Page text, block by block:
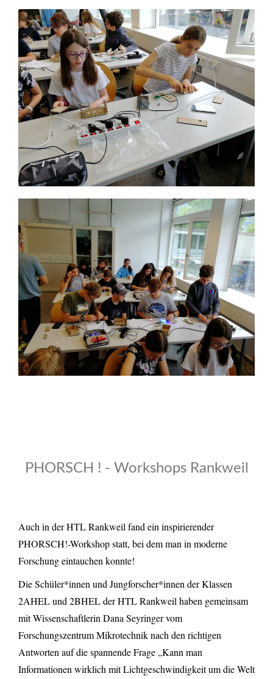
PHORSCH ! - Workshops Rankweil
Auch in der HTL Rankweil fand ein inspirierender
PHORSCH!-Workshop statt, bei dem man in moderne
Forschung eintauchen konnte!
Die Schüler*innen und Jungforscher*innen der Klassen
2AHEL und 2BHEL der HTL Rankweil haben gemeinsam
mit Wissenschaftlerin Dana Seyringer vom
Forschungszentrum Mikrotechnik nach den richtigen
Antworten auf die spannende Frage „Kann man
Informationen wirklich mit Lichtgeschwindigkeit um die Welt